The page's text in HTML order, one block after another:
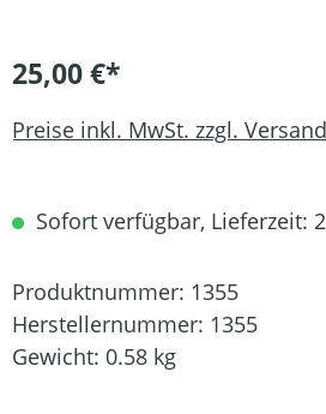
25,00 €*
Preise inkl. MwSt. zzgl.
Sofort verfügbar, Lieferzeit:
Produktnummer: 1355
Herstellernummer: 1355
Gewicht: 0.58 kg